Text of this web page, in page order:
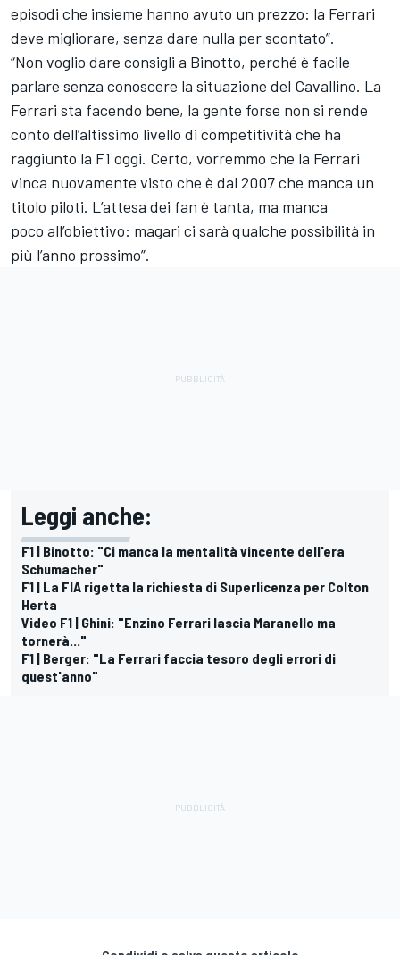
episodi che insieme hanno avuto un prezzo: la Ferrari
deve migliorare, senza dare nulla per scontato”.
“Non voglio dare consigli a Binotto, perché è facile
parlare senza conoscere la situazione del Cavallino. La
Ferrari sta facendo bene, la gente forse non si rende
conto dell’altissimo livello di competitività che ha
raggiunto la F1 oggi. Certo, vorremmo che la Ferrari
vinca nuovamente visto che è dal 2007 che manca un
titolo piloti. L’attesa dei fan è tanta, ma manca
poco all’obiettivo: magari ci sarà qualche possibilità in
più l’anno prossimo”.
Leggi anche:
F1 | Binotto: "Ci manca la mentalità vincente dell'era
Schumacher"
F1 | La FIA rigetta la richiesta di Superlicenza per Colton
Herta
Video F1 | Ghini: "Enzino Ferrari lascia Maranello ma
tornerà..."
F1 | Berger: "La Ferrari faccia tesoro degli errori di
quest'anno"